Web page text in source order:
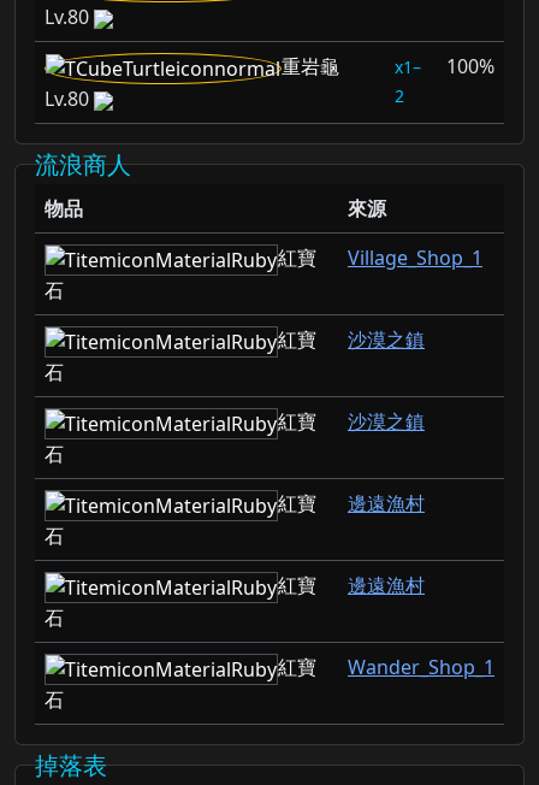
Lv.80
重岩龜
Lv.80
1–
2
100%
流浪商人
物品
來源
紅寶
石
Village_Shop_1
紅寶
石
沙漠之鎮
紅寶
石
沙漠之鎮
紅寶
石
邊遠漁村
紅寶
石
邊遠漁村
紅寶
石
Wander_Shop_1
掉落表